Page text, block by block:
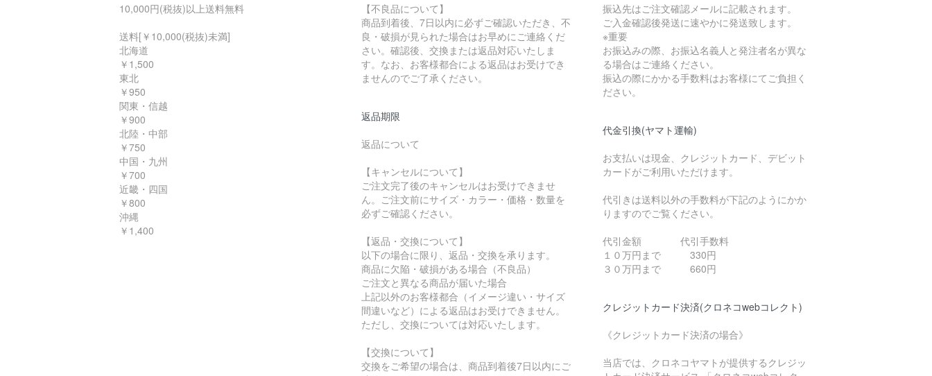
10,000円(税抜)以上送料無料
送料[￥10,000(税抜)未満]
北海道
￥1,500
東北
￥950
関東・信越
￥900
北陸・中部
￥750
中国・九州
￥700
近畿・四国
￥800
沖縄
￥1,400
【不良品について】
商品到着後、7日以内に必ずご確認いただき、不
良・破損が見られた場合はお早めにご連絡くだ
さい。確認後、交換または返品対応いたしま
す。なお、お客様都合による返品はお受けでき
ませんのでご了承ください。
返品期限
返品について
【キャンセルについて】
ご注文完了後のキャンセルはお受けできませ
ん。ご注文前にサイズ・カラー・価格・数量を
必ずご確認ください。
【返品・交換について】
以下の場合に限り、返品・交換を承ります。
商品に欠陥・破損がある場合（不良品）
ご注文と異なる商品が届いた場合
上記以外のお客様都合（イメージ違い・サイズ
間違いなど）による返品はお受けできません。
ただし、交換については対応いたします。
【交換について】
交換をご希望の場合は、商品到着後7日以内にご
振込先はご注文確認メールに記載されます。
ご入金確認後発送に速やかに発送致します。
※重要
お振込みの際、お振込名義人と発注者名が異な
る場合はご連絡ください。
振込の際にかかる手数料はお客様にてご負担く
ださい。
代金引換(ヤマト運輸)
お支払いは現金、クレジットカード、デビット
カードがご利用いただけます。
代引きは送料以外の手数料が下記のようにかか
りますのでご覧ください。
代引金額 代引手数料
１０万円まで 330円
３０万円まで 660円
クレジットカード決済(クロネコwebコレクト)
《クレジットカード決済の場合》
当店では、クロネコヤマトが提供するクレジッ